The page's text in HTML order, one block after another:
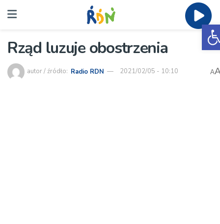
Rząd luzuje obostrzenia
autor / źródło: Radio RDN 2021/02/05 - 10:10 A